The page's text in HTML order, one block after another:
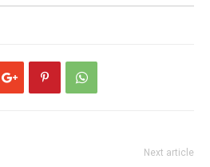
Next article